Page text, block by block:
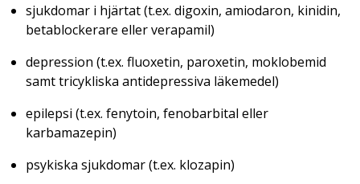
sjukdomar i hjärtat (t.ex. digoxin, amiodaron, kinidin,
betablockerare eller verapamil)
depression (t.ex. fluoxetin, paroxetin, moklobemid
samt tricykliska antidepressiva läkemedel)
epilepsi (t.ex. fenytoin, fenobarbital eller
karbamazepin)
psykiska sjukdomar (t.ex. klozapin)